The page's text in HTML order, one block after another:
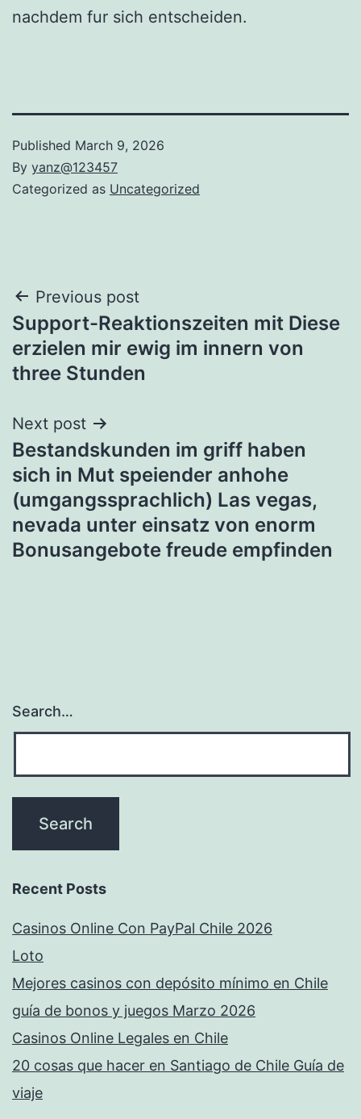
nachdem fur sich entscheiden.
Published March 9, 2026
By yanz@123457
Categorized as Uncategorized
Post
navigation
Previous post
Support-Reaktionszeiten mit Diese
erzielen mir ewig im innern von
three Stunden
Next post
Bestandskunden im griff haben
sich in Mut speiender anhohe
(umgangssprachlich) Las vegas,
nevada unter einsatz von enorm
Bonusangebote freude empfinden
Search…
Recent Posts
Casinos Online Con PayPal Chile 2026
Loto
Mejores casinos con depósito mínimo en Chile
guía de bonos y juegos Marzo 2026
Casinos Online Legales en Chile
20 cosas que hacer en Santiago de Chile Guía de
viaje